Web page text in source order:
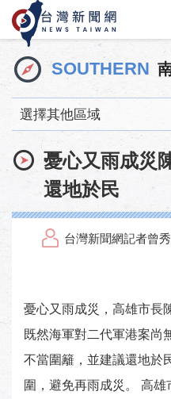
SOUTHERN
選擇其他區域
憂心又雨成災
還地於民
台灣新聞網記者曾
憂心又雨成災，高雄市長
既然海軍對二代軍港案尚
不當圍籬，並建議還地於
圍，避免再雨成災。 高